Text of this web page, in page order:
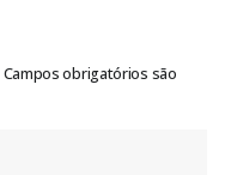
Campos obrigatórios são